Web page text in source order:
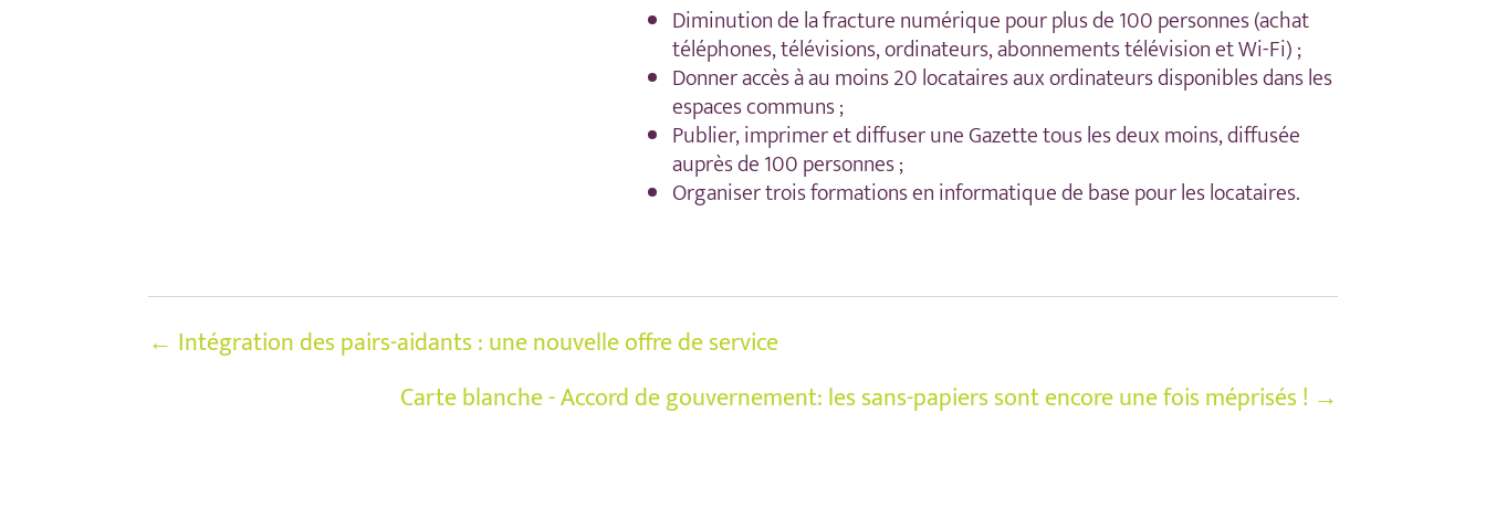
Diminution de la fracture numérique pour plus de 100 personnes (achat
téléphones, télévisions, ordinateurs, abonnements télévision et Wi-Fi) ;
Donner accès à au moins 20 locataires aux ordinateurs disponibles dans les
espaces communs ;
Publier, imprimer et diffuser une Gazette tous les deux moins, diffusée
auprès de 100 personnes ;
Organiser trois formations en informatique de base pour les locataires.
← Intégration des pairs-aidants : une nouvelle offre de service
Carte blanche - Accord de gouvernement: les sans-papiers sont encore une fois méprisés ! →